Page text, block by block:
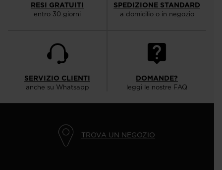
RESI GRATUITI
entro 30 giorni
SPEDIZIONE STANDARD
a domicilio o in negozio
SERVIZIO CLIENTI
anche su Whatsapp
DOMANDE?
leggi le nostre FAQ
TROVA UN NEGOZIO